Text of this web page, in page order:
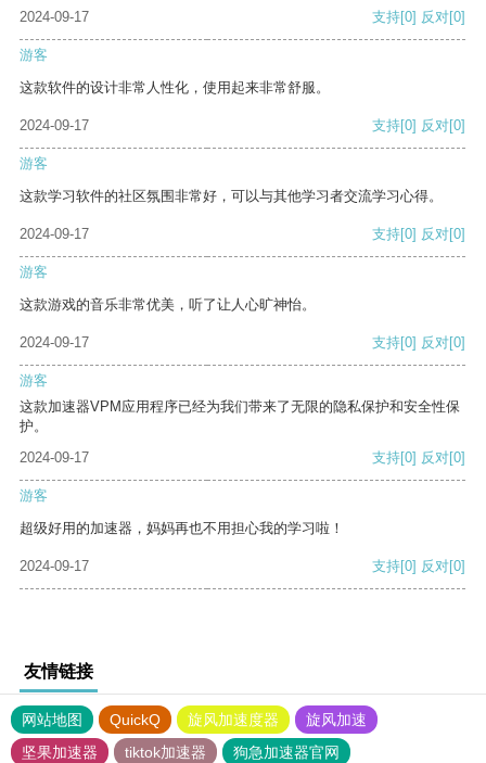
2024-09-17
支持[0] 反对[0]
游客
这款软件的设计非常人性化，使用起来非常舒服。
2024-09-17 支持[0] 反对[0]
游客
这款学习软件的社区氛围非常好，可以与其他学习者交流学习心得。
2024-09-17 支持[0] 反对[0]
游客
这款游戏的音乐非常优美，听了让人心旷神怡。
2024-09-17 支持[0] 反对[0]
游客
这款加速器VPM应用程序已经为我们带来了无限的隐私保护和安全性保
护。
2024-09-17
支持[0] 反对[0]
游客
超级好用的加速器，妈妈再也不用担心我的学习啦！
2024-09-17 支持[0] 反对[0]
友情链接
网站地图 QuickQ 旋风加速度器
旋风加速
坚果加速器
tiktok加速器
狗急加速器官网